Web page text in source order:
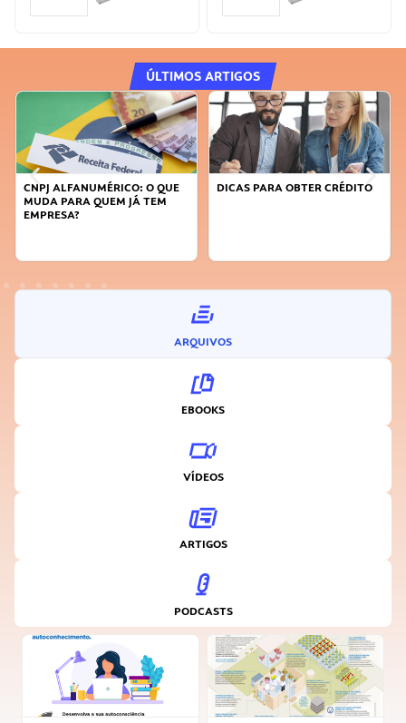
ÚLTIMOS ARTIGOS
CNPJ ALFANUMÉRICO: O QUE
MUDA PARA QUEM JÁ TEM
EMPRESA?
DICAS PARA OBTER CRÉDITO
ARQUIVOS
EBOOKS
VÍDEOS
ARTIGOS
PODCASTS